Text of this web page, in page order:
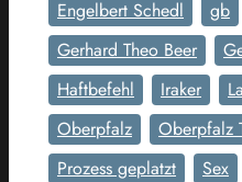
Engelbert Schedl
gb
Gerhard Theo Beer
Haftbefehl
Iraker
Oberpfalz
Oberpfalz
Prozess geplatzt
Sex